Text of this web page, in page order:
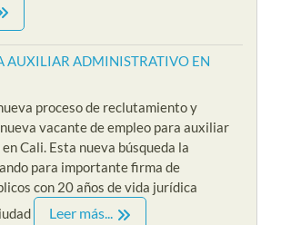
AUXILIAR ADMINISTRATIVO EN
proceso de reclutamiento y
vacante de empleo para auxiliar
Cali. Esta nueva búsqueda la
para importante firma de
con 20 años de vida jurídica
Leer más...